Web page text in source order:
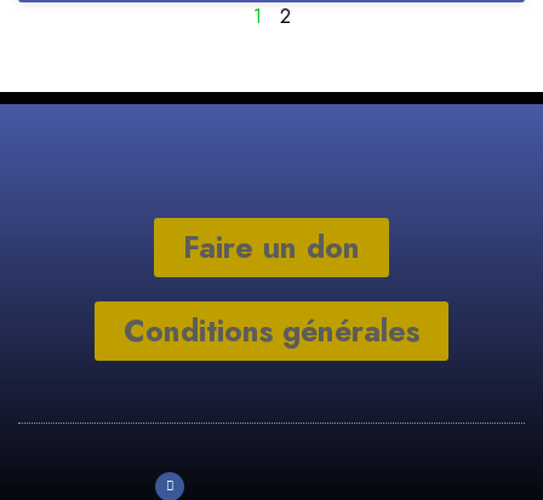
1 2
Faire un don
Conditions générales